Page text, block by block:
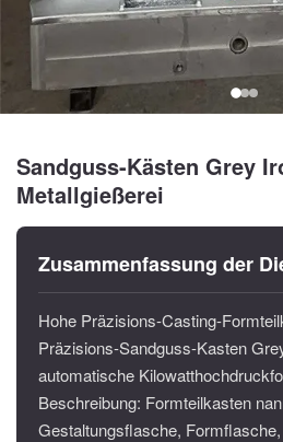
Sandguss-Kästen Grey
Metallgießerei
Zusammenfassung der
Hohe Präzisions-Casting-
Präzisions-Sandguss-Kasten
automatische
Beschreibung: Formteilkasten
Gestaltungsflasche,